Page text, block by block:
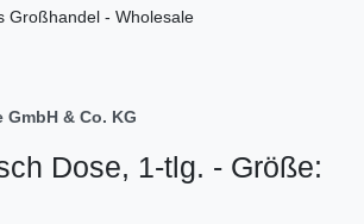
Großhandel - Wholesale
& Co. KG
Dose, 1-tlg. - Größe: